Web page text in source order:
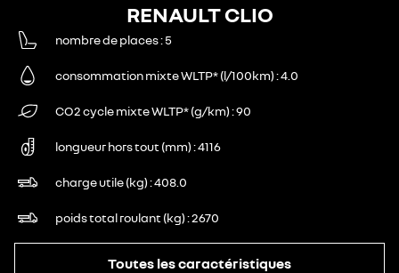
RENAULT CLIO
nombre de places 5
consommation mixte WLTP* (l/100km) 4.0
CO2 cycle mixte WLTP* (g/km) 90
longueur hors tout (mm) 4116
charge utile (kg) 408.0
poids total roulant (kg) 2670
Toutes les caractéristiques